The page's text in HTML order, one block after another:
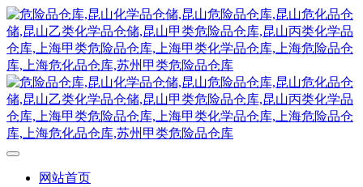
网站首页